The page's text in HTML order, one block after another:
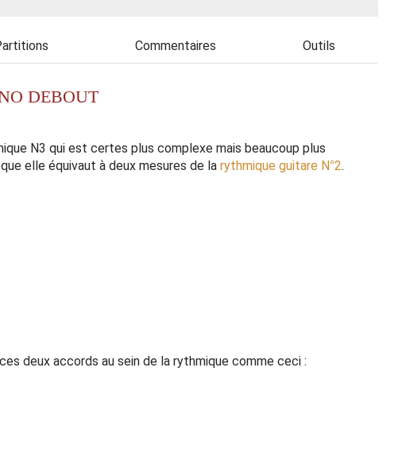
Commentaires Outils
DEBOUT
N3 qui est certes plus complexe mais beaucoup plus
elle équivaut à deux mesures de la rythmique guitare N°2.
deux accords au sein de la rythmique comme ceci :